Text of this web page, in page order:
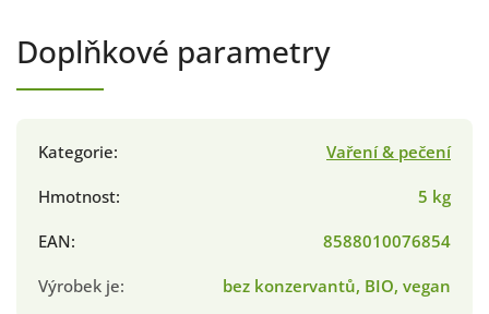
Doplňkové parametry
Kategorie:
Vaření & pečení
Hmotnost:
5 kg
EAN:
8588010076854
Výrobek je: bez konzervantů, BIO, vegan